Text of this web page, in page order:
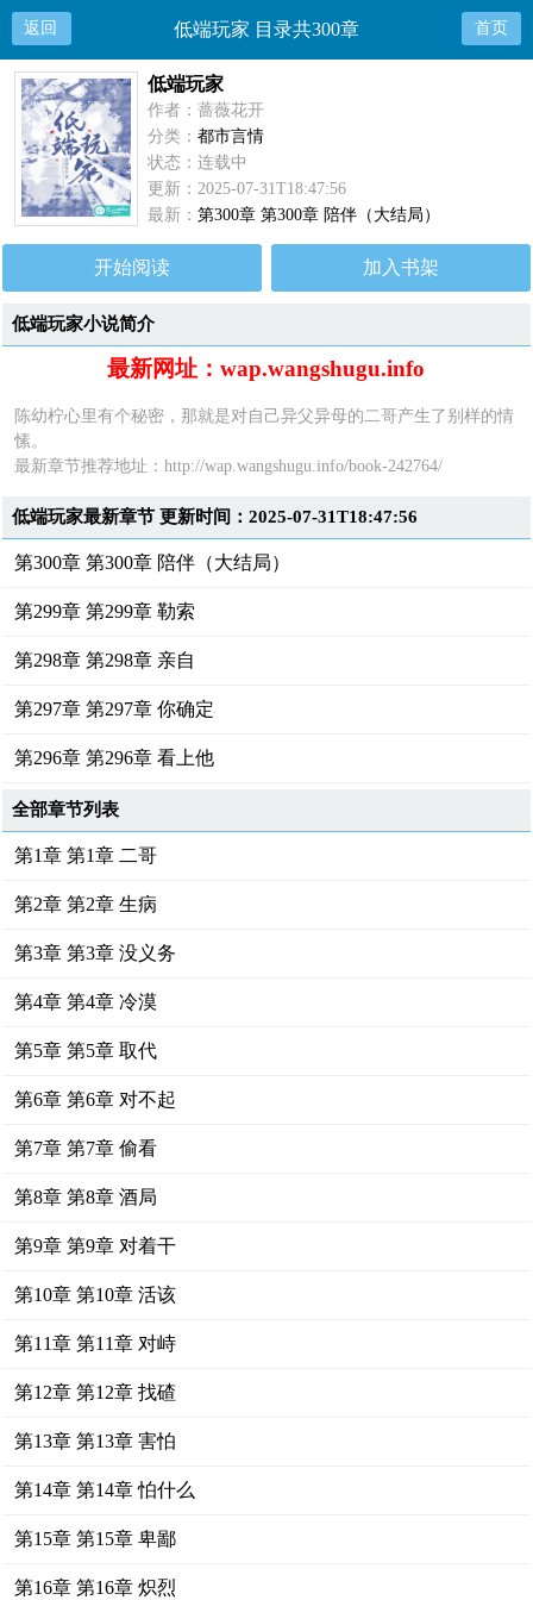
返回 低端玩家 目录共300章 首页
低端玩家
作者：蔷薇花开
分类：都市言情
状态：连载中
更新：2025-07-31T18:47:56
最新：第300章 第300章 陪伴（大结局）
开始阅读 加入书架
低端玩家小说简介
最新网址：wap.wangshugu.info
陈幼柠心里有个秘密，那就是对自己异父异母的二哥产生了别样的情
愫。
最新章节推荐地址：http://wap.wangshugu.info/book-242764/
低端玩家最新章节 更新时间：2025-07-31T18:47:56
第300章 第300章 陪伴（大结局）
第299章 第299章 勒索
第298章 第298章 亲自
第297章 第297章 你确定
第296章 第296章 看上他
全部章节列表
第1章 第1章 二哥
第2章 第2章 生病
第3章 第3章 没义务
第4章 第4章 冷漠
第5章 第5章 取代
第6章 第6章 对不起
第7章 第7章 偷看
第8章 第8章 酒局
第9章 第9章 对着干
第10章 第10章 活该
第11章 第11章 对峙
第12章 第12章 找碴
第13章 第13章 害怕
第14章 第14章 怕什么
第15章 第15章 卑鄙
第16章 第16章 炽烈